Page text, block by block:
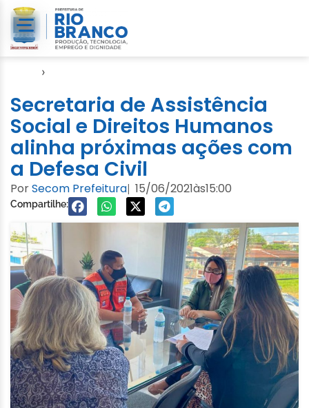
›
Secretaria de Assistência
Social e Direitos Humanos
alinha próximas ações com
a Defesa Civil
PorSecom Prefeitura| 15/06/2021às15:00
Compartilhe: